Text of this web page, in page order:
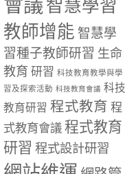
智慧學習
教師增能 智慧學
習種子教師研習 生命
教育 研習 科技教育教學與學
習及探索活動 科技教育會議 科技
教育研習 程式教育 程
式教育會議 程式教育
研習 程式設計研習